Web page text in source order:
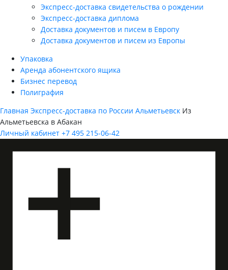
Экспресс-доставка свидетельства о рождении
Экспресс-доставка диплома
Доставка документов и писем в Европу
Доставка документов и писем из Европы
Упаковка
Аренда абонентского ящика
Бизнес перевод
Полиграфия
Главная Экспресс-доставка по России Альметьевск Из
Альметьевска в Абакан
Личный кабинет +7 495 215-06-42